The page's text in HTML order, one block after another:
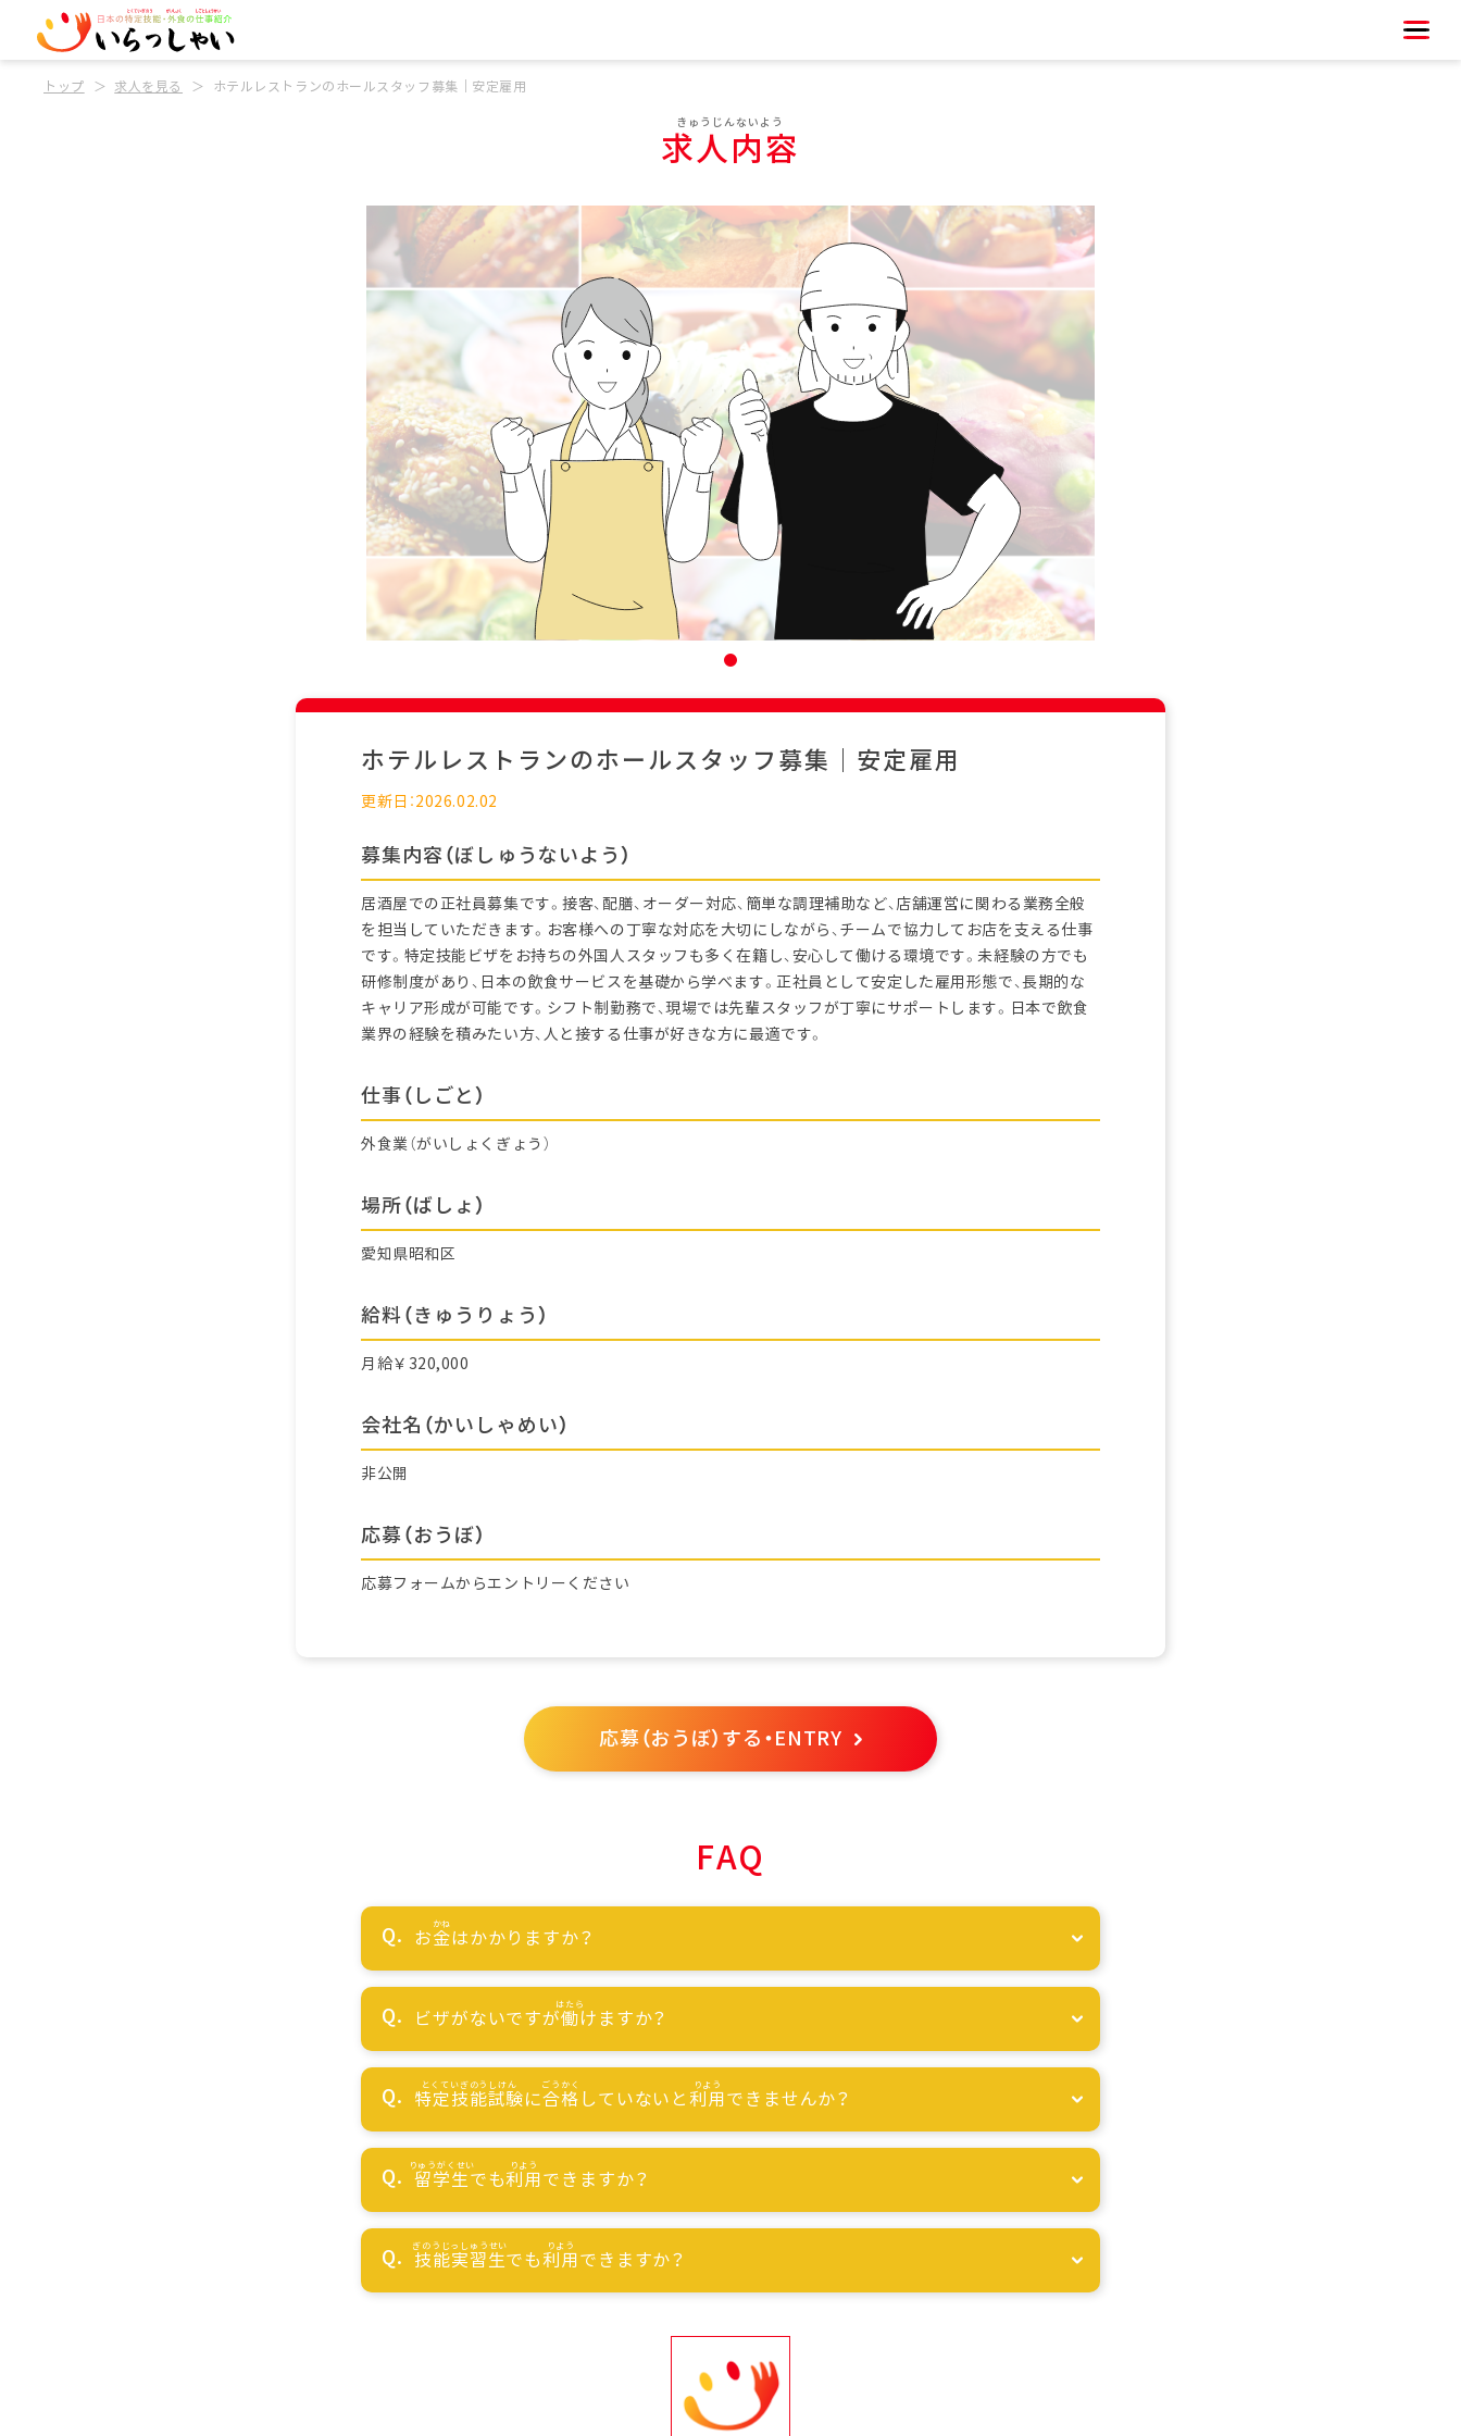
トップ 求人を見る ホテルレストランのホールスタッフ募集｜安定雇用
求人内容
ホテルレストランのホールスタッフ募集｜安定雇用
更新日：2026.02.02
募集内容（ぼしゅうないよう）
居酒屋での正社員募集です。接客、配膳、オーダー対応、簡単な調理補助など、店舗運営に関わる業務全般
を担当していただきます。お客様への丁寧な対応を大切にしながら、チームで協力してお店を支える仕事
です。特定技能ビザをお持ちの外国人スタッフも多く在籍し、安心して働ける環境です。未経験の方でも
研修制度があり、日本の飲食サービスを基礎から学べます。正社員として安定した雇用形態で、長期的な
キャリア形成が可能です。シフト制勤務で、現場では先輩スタッフが丁寧にサポートします。日本で飲食
業界の経験を積みたい方、人と接する仕事が好きな方に最適です。
仕事（しごと）
外食業（がいしょくぎょう）
場所（ばしょ）
愛知県昭和区
給料（きゅうりょう）
月給￥320,000
会社名（かいしゃめい）
非公開
応募（おうぼ）
応募フォームからエントリーください
応募（おうぼ）する・ENTRY
FAQ
お金はかかりますか？
ビザがないですが働けますか？
特定技能試験に合格 していないと利用できませんか？
留学生でも利用できますか？
技能実習生でも利用できますか？